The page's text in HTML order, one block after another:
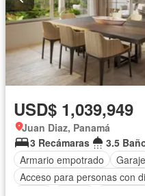
USD$ 1,039,949
Juan Diaz, Panamá
3 Recámaras
3.5
Armario empotrado
Garaje
Acceso para personas con